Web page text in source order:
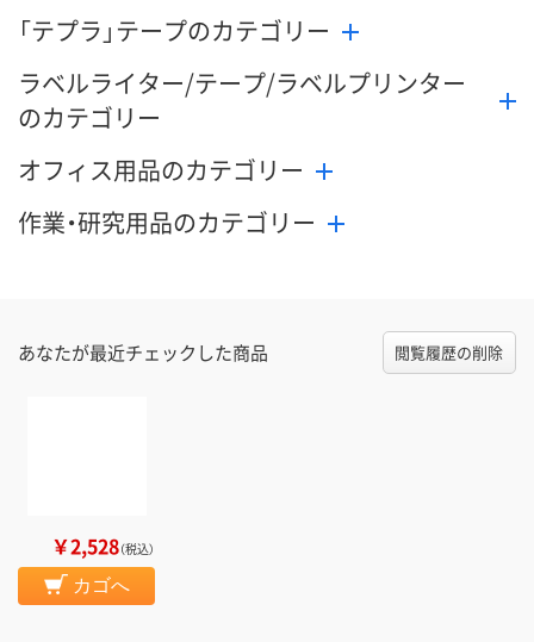
「テプラ」テープのカテゴリー
ラベルライター/テープ/ラベルプリンター
のカテゴリー
オフィス用品のカテゴリー
作業・研究用品のカテゴリー
あなたが最近チェックした商品 閲覧履歴の削除
￥2,528（税込）
カゴへ